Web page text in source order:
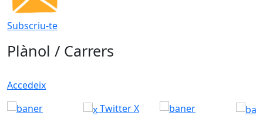
Subscriu-te
Plànol / Carrers
Accedeix
Twitter X